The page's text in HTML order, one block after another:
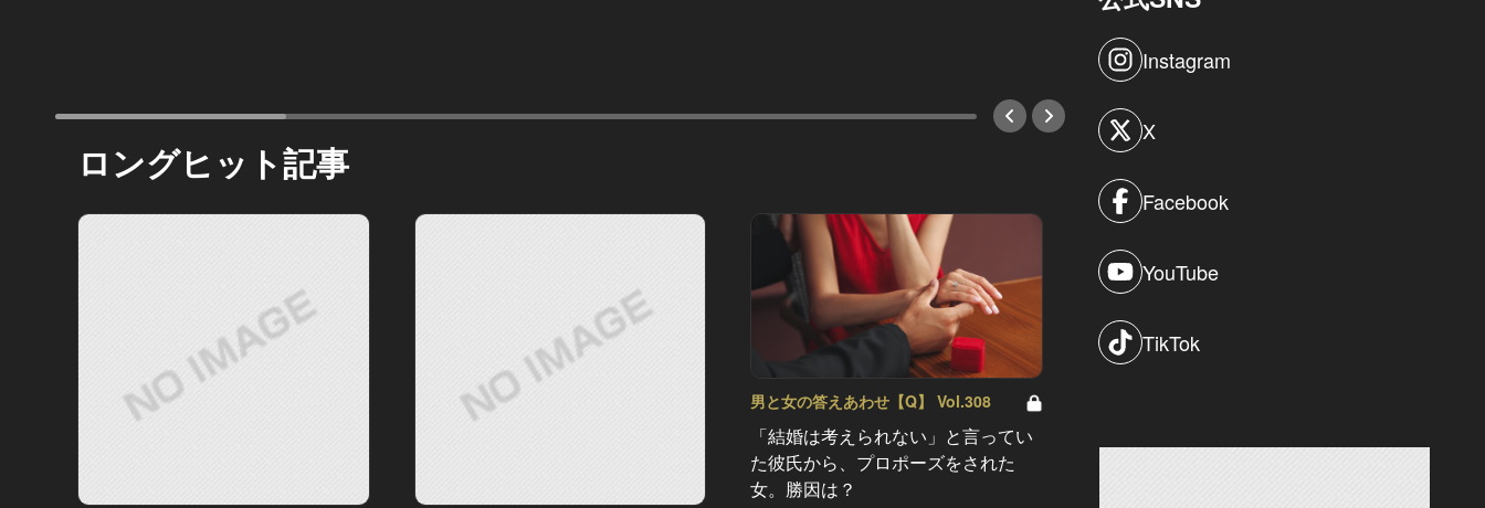
ロングヒット記事
男と女の答えあわせ【Q】 Vol.308
「結婚は考えられない」と言ってい
た彼氏から、プロポーズをされた
女。勝因は？
Instagram
X
Facebook
YouTube
TikTok